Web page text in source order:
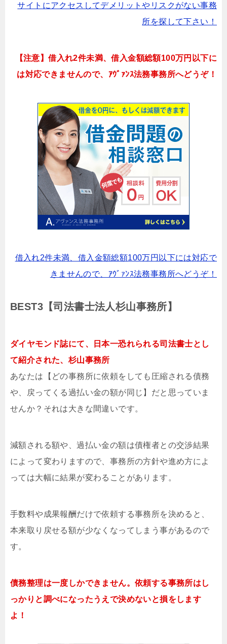
サイトにアクセスしてデメリットやリスクがない事務
所を探して下さい！
【注意】借入れ2件未満、借入金額総額100万円以下に
は対応できませんので、ｱｳﾞｧﾝｽ法務事務所へどうぞ！
借入れ2件未満、借入金額総額100万円以下には対応で
きませんので、ｱｳﾞｧﾝｽ法務事務所へどうぞ！
BEST3【司法書士法人杉山事務所】
ダイヤモンド誌にて、日本一恐れられる司法書士とし
て紹介された、杉山事務所
あなたは【どの事務所に依頼をしても圧縮される債務
や、戻ってくる過払い金の額が同じ】だと思っていま
せんか？それは大きな間違いです。
減額される額や、過払い金の額は債権者との交渉結果
によって変わりますので、事務所の方針や進め方によ
っては大幅に結果が変わることがあります。
手数料や成果報酬だけで依頼する事務所を決めると、
本来取り戻せる額が少なくなってしまう事があるので
す。
債務整理は一度しかできません。依頼する事務所はし
っかりと調べになったうえで決めないと損をします
よ！